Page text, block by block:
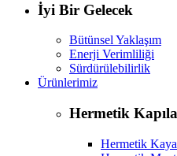
İyi Bir Gelecek
Bütünsel Yaklaşım
Enerji Verimliliği
Sürdürülebilirlik
Ürünlerimiz
Hermetik
Hermetik